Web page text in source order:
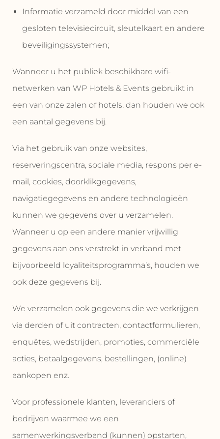
Informatie verzameld door middel van een
gesloten televisiecircuit, sleutelkaart en andere
beveiligingssystemen;
Wanneer u het publiek beschikbare wifi-
netwerken van WP Hotels & Events gebruikt in
een van onze zalen of hotels, dan houden we ook
een aantal gegevens bij.
Via het gebruik van onze websites,
reserveringscentra, sociale media, respons per e-
mail, cookies, doorklikgegevens,
navigatiegegevens en andere technologieën
kunnen we gegevens over u verzamelen.
Wanneer u op een andere manier vrijwillig
gegevens aan ons verstrekt in verband met
bijvoorbeeld loyaliteitsprogramma’s, houden we
ook deze gegevens bij.
We verzamelen ook gegevens die we verkrijgen
via derden of uit contracten, contactformulieren,
enquêtes, wedstrijden, promoties, commerciële
acties, betaalgegevens, bestellingen, (online)
aankopen enz.
Voor professionele klanten, leveranciers of
bedrijven waarmee we een
samenwerkingsverband (kunnen) opstarten,